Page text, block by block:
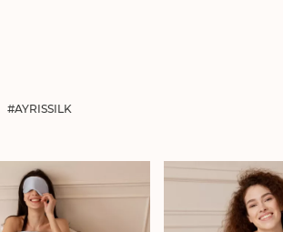
#AYRISSILK